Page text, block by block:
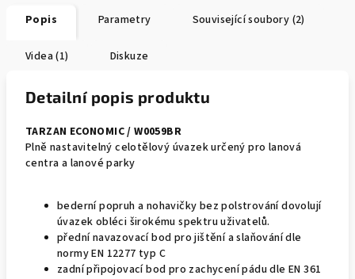
Popis Parametry Související soubory (2)
Videa (1) Diskuze
Detailní popis produktu
TARZAN ECONOMIC / W0059BR
Plně nastavitelný celotělový úvazek určený pro lanová
centra a lanové parky
bederní popruh a nohavičky bez polstrování dovolují
úvazek obléci širokému spektru uživatelů.
přední navazovací bod pro jištění a slaňování dle
normy EN 12277 typ C
zadní připojovací bod pro zachycení pádu dle EN 361